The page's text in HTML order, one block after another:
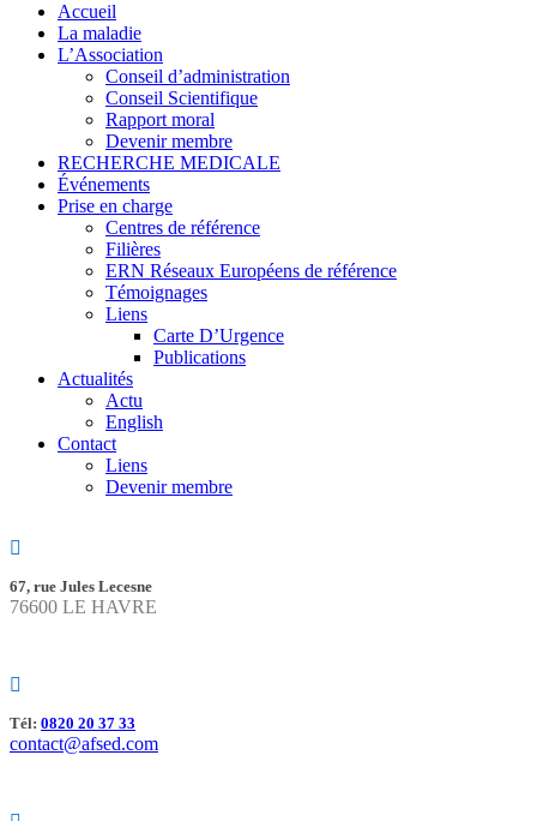
Accueil
La maladie
L’Association
Conseil d’administration
Conseil Scientifique
Rapport moral
Devenir membre
RECHERCHE MEDICALE
Événements
Prise en charge
Centres de référence
Filières
ERN Réseaux Européens de référence
Témoignages
Liens
Carte D’Urgence
Publications
Actualités
Actu
English
Contact
Liens
Devenir membre
67, rue Jules Lecesne
76600 LE HAVRE
Tél: 0820 20 37 33
contact@afsed.com